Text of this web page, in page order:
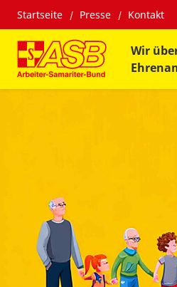
Startseite Presse Kontakt
Wir